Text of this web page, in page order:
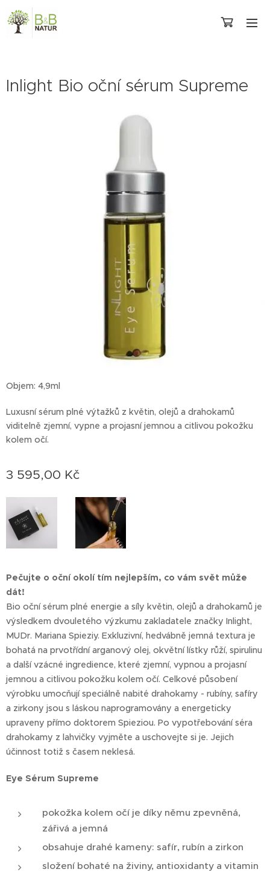
Inlight Bio oční sérum Supreme
Objem: 4,9ml
Luxusní sérum plné výtažků z květin, olejů a drahokamů
viditelně zjemní, vypne a projasní jemnou a citlivou pokožku
kolem očí.
3 595,00 Kč
Pečujte o oční okolí tím nejlepším, co vám svět může
dát!
Bio oční sérum plné energie a síly květin, olejů a drahokamů je
výsledkem dvouletého výzkumu zakladatele značky Inlight,
MUDr. Mariana Spieziy. Exkluzivní, hedvábně jemná textura je
bohatá na prvotřídní arganový olej, okvětní lístky růží, spirulinu
a další vzácné ingredience, které zjemní, vypnou a projasní
jemnou a citlivou pokožku kolem očí. Celkové působení
výrobku umocňují speciálně nabité drahokamy - rubíny, safíry
a zirkony jsou s láskou naprogramovány a energeticky
upraveny přímo doktorem Spieziou. Po vypotřebování séra
drahokamy z lahvičky vyjměte a uschovejte si je. Jejich
účinnost totiž s časem neklesá.
Eye Sérum Supreme
pokožka kolem očí je díky němu zpevněná,
zářivá a jemná
obsahuje drahé kameny: safír, rubín a zirkon
složení bohaté na živiny, antioxidanty a vitamin